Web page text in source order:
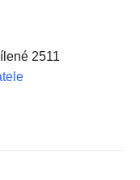
2511